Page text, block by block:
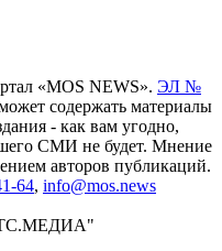
«MOS NEWS». ЭЛ №
содержать материалы
- как вам угодно,
СМИ не будет. Мнение
авторов публикаций.
64, info@mos.news
"ТС.МЕДИА"